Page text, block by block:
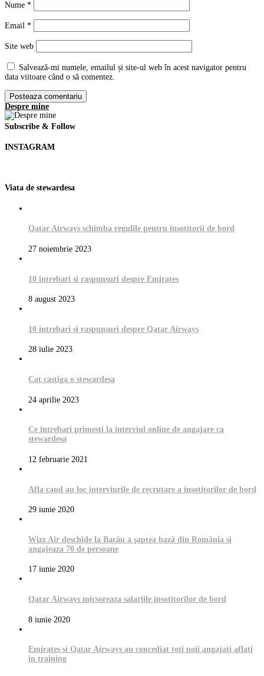
Nume *
Email *
Site web
Salvează-mi numele, emailul și site-ul web în acest navigator pentru
data viitoare când o să comentez.
Despre mine
Subscribe & Follow
INSTAGRAM
Viata de stewardesa
Qatar Airways schimba regulile pentru insotitorii de bord
27 noiembrie 2023
10 intrebari si raspunsuri despre Emirates
8 august 2023
10 intrebari si raspunsuri despre Qatar Airways
28 iulie 2023
Cat castiga o stewardesa
24 aprilie 2023
Ce intrebari primesti la interviul online de angajare ca
stewardesa
12 februarie 2021
Afla cand au loc interviurile de recrutare a insotitorilor de bord
29 iunie 2020
Wizz Air deschide la Bacău a şaptea bază din România si
angajeaza 70 de persoane
17 iunie 2020
Qatar Airways micsoreaza salariile insotitorilor de bord
8 iunie 2020
Emirates si Qatar Airways au concediat toti noii angajati aflati
in training